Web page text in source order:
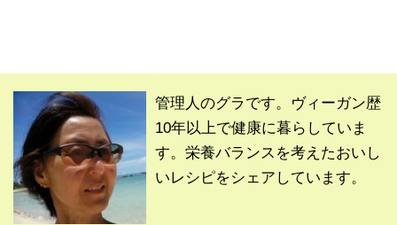
管理人のグラです。ヴィーガン歴
10年以上で健康に暮らしていま
す。栄養バランスを考えたおいし
いレシピをシェアしています。